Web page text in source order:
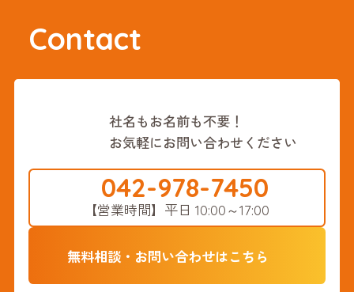
Contact
社名もお名前も不要！
お気軽にお問い合わせください
042-978-7450
【営業時間】 平日 10:00～17:00
無料相談・お問い合わせはこちら